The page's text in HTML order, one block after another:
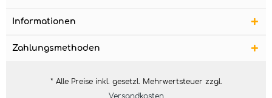
Informationen
Zahlungsmethoden
* Alle Preise inkl. gesetzl. Mehrwertsteuer zzgl.
Versandkosten